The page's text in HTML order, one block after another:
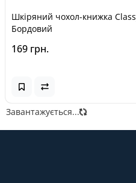
Шкіряний чохол-книжка
Бордовий
169 грн.
Завантажується...